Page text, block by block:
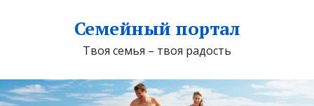
Семейный портал
Твоя семья – твоя радость